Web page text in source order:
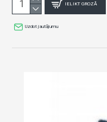
IELIKT GROZĀ
Uzdot jautājumu